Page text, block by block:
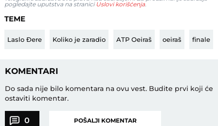
pogledajte uputstva na stranici Uslovi korišćenja.
TEME
Laslo Đere Koliko je zaradio ATP Oeiraš oeiraš finale
KOMENTARI
Do sada nije bilo komentara na ovu vest. Budite prvi koji će
ostaviti komentar.
0 POŠALJI KOMENTAR